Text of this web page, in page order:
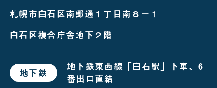
札幌市白石区南郷通１丁目南８－１
白石区複合庁舎地下２階
地下鉄 で
お
地下鉄東西線「白石駅」下車、6
番出口直結